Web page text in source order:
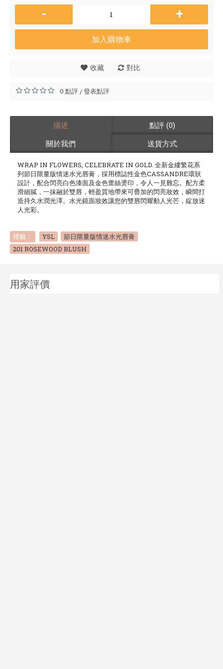
- +
加入購物車
收藏 對比
0 點評/發表點評
描述
點評 (0)
關於我們
送貨方式
WRAP IN FLOWERS, CELEBRATE IN GOLD. 全新金縷繁花系
列節日限量版情迷水光唇膏，採用標誌性金色CASSANDRE環狀
設計，配合閃亮白色漆面及金色蕾絲燙印，令人一見難忘。配方柔
滑細膩，一抹融於雙唇，輕盈質地帶來可疊加的閃亮妝效，瞬間打
造持久水潤光澤。水光鏡面妝效讓您的雙唇閃耀動人光芒，綻放迷
人光彩。
標籤： YSL 節日限量版情迷水光唇膏
201 ROSEWOOD BLUSH
用家評價